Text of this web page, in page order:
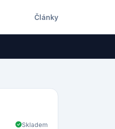
Články
Skladem